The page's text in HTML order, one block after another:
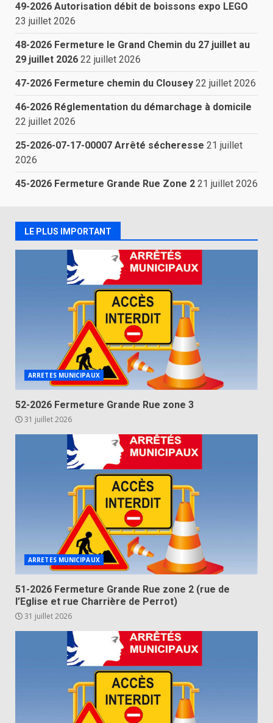
49-2026 Autorisation débit de boissons expo LEGO
23 juillet 2026
48-2026 Fermeture le Grand Chemin du 27 juillet au
29 juillet 2026 22 juillet 2026
47-2026 Fermeture chemin du Clousey 22 juillet 2026
46-2026 Réglementation du démarchage à domicile
22 juillet 2026
25-2026-07-17-00007 Arrêté sécheresse 21 juillet
2026
45-2026 Fermeture Grande Rue Zone 2 21 juillet 2026
LE PLUS IMPORTANT
ARRETES MUNICIPAUX
52-2026 Fermeture Grande Rue zone 3
31 juillet 2026
ARRETES MUNICIPAUX
51-2026 Fermeture Grande Rue zone 2 (rue de
l’Eglise et rue Charrière de Perrot)
31 juillet 2026